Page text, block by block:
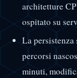
architetture
ospitato su
La
percorsi
minuti,